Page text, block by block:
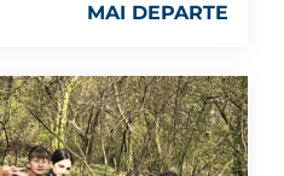
MAI DEPARTE